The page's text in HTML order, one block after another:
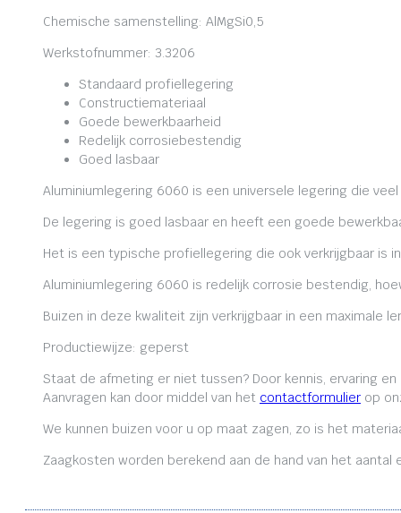
Chemische samenstelling: AlMgSi0,5
Werkstofnummer: 3.3206
Standaard profiellegering
Constructiemateriaal
Goede bewerkbaarheid
Redelijk corrosiebestendig
Goed lasbaar
Aluminiumlegering 6060 is een universele legering die
De legering is goed lasbaar en heeft een goede
Het is een typische profiellegering die ook verkrijgbaar is
Aluminiumlegering 6060 is redelijk corrosie bestendig,
Buizen in deze kwaliteit zijn verkrijgbaar in een maximale
Productiewijze: geperst
Staat de afmeting er niet tussen? Door kennis, ervaring
Aanvragen kan door middel van het contactformulier op
We kunnen buizen voor u op maat zagen, zo is het
Zaagkosten worden berekend aan de hand van het